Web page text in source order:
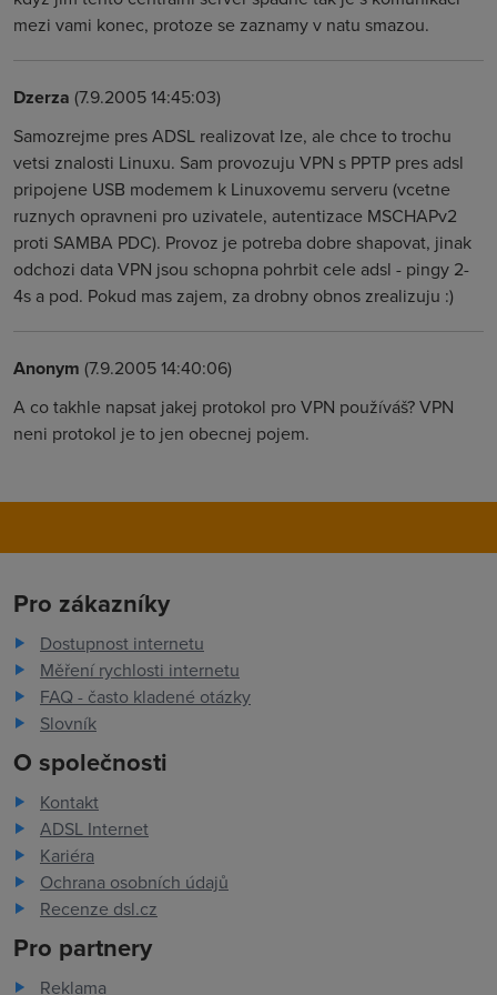
mezi vami konec, protoze se zaznamy v natu smazou.
Dzerza (7.9.2005 14:45:03)
Samozrejme pres ADSL realizovat lze, ale chce to trochu
vetsi znalosti Linuxu. Sam provozuju VPN s PPTP pres adsl
pripojene USB modemem k Linuxovemu serveru (vcetne
ruznych opravneni pro uzivatele, autentizace MSCHAPv2
proti SAMBA PDC). Provoz je potreba dobre shapovat, jinak
odchozi data VPN jsou schopna pohrbit cele adsl - pingy 2-
4s a pod. Pokud mas zajem, za drobny obnos zrealizuju :)
Anonym (7.9.2005 14:40:06)
A co takhle napsat jakej protokol pro VPN používáš? VPN
neni protokol je to jen obecnej pojem.
Pro zákazníky
Dostupnost internetu
Měření rychlosti internetu
FAQ - často kladené otázky
Slovník
O společnosti
Kontakt
ADSL Internet
Kariéra
Ochrana osobních údajů
Recenze dsl.cz
Pro partnery
Reklama